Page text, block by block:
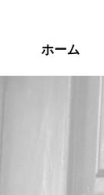
ホーム